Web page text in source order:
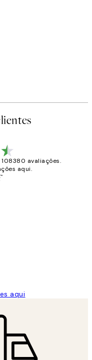
108380 avaliações.
aqui.
aqui